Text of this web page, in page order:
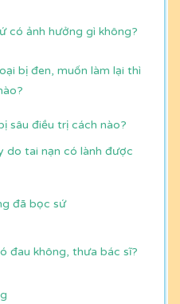
có ảnh hưởng gì không?
bị đen, muốn làm lại thì
sâu điều trị cách nào?
do tai nạn có lành được
đã bọc sứ
đau không, thưa bác sĩ?